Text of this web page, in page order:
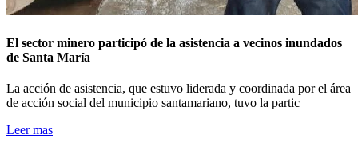
El sector minero participó de la asistencia a vecinos inundados
de Santa María
La acción de asistencia, que estuvo liderada y coordinada por el área
de acción social del municipio santamariano, tuvo la partic
Leer mas